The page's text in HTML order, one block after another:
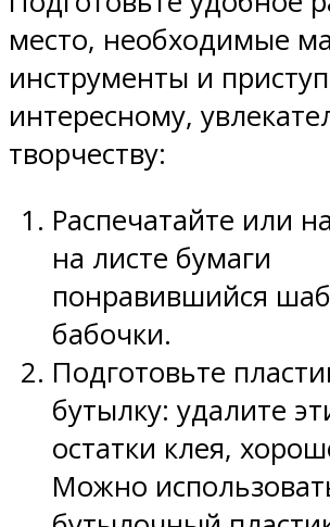
место, необходимые
инструменты и
интересному,
творчеству:
Распечатайте или
на листе бумаги
понравившийся
бабочки.
Подготовьте
бутылку: удалите
остатки клея,
Можно